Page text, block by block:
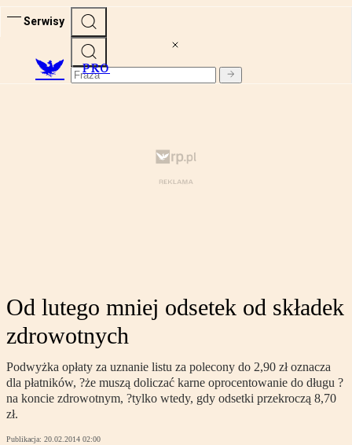
Serwisy
PRO
Od lutego mniej odsetek od składek
zdrowotnych
Podwyżka opłaty za uznanie listu za polecony do 2,90 zł oznacza
dla płatników, ?że muszą doliczać karne oprocentowanie do długu ?
na koncie zdrowotnym, ?tylko wtedy, gdy odsetki przekroczą 8,70
zł.
Publikacja: 20.02.2014 02:00